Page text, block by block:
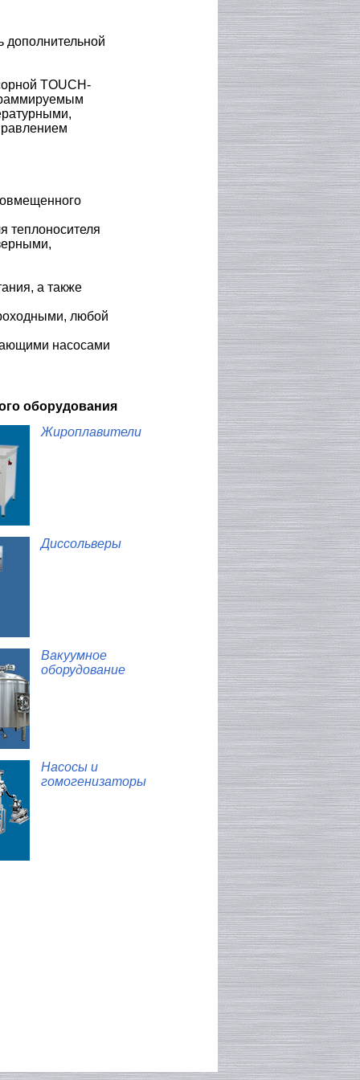
дополнительной
TOUCH-
теплоносителя
а также
любой
насосами
оборудования
Жироплавители
Диссольверы
Вакуумное
оборудование
Насосы и
гомогенизаторы